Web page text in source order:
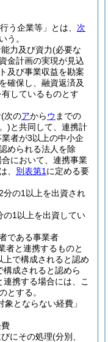
う企業等」とは、 次
う。
力及び資力(必要な
金計画の実現が見込
及び事業収益を勘案
確保し、融資返済及
有しているものとす
(次のアからウ までの
)と共同して、連携計
者が3以上の中小企
められる法人を除
合において、連携事業
、 別表第1 に定める要
分の1以上を出資され
の1以上を出資してい
である事業者
者と連携するものと
上で構成されると認め
構成されると認めら
携する場合には、こ
とする。
とならない経費」
にその処理(分別、